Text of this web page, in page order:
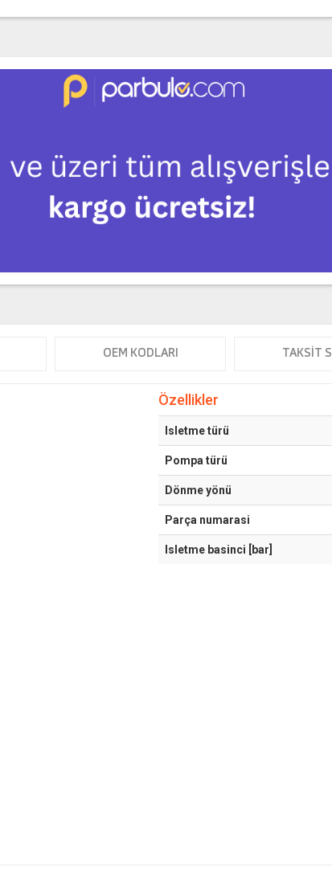
OEM KODLARI TAKSIT
Özellikler
Isletme türü
Pompa türü
Dönme yönü
Parça numarasi
Isletme basinci [bar]